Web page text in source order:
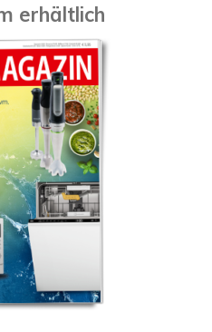
erhältlich